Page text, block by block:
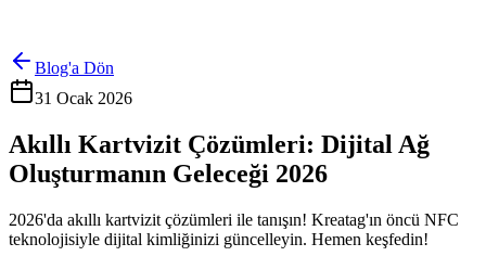
Blog'a Dön
31 Ocak 2026
Akıllı Kartvizit Çözümleri: Dijital Ağ
Oluşturmanın Geleceği 2026
2026'da akıllı kartvizit çözümleri ile tanışın! Kreatag'ın öncü NFC
teknolojisiyle dijital kimliğinizi güncelleyin. Hemen keşfedin!